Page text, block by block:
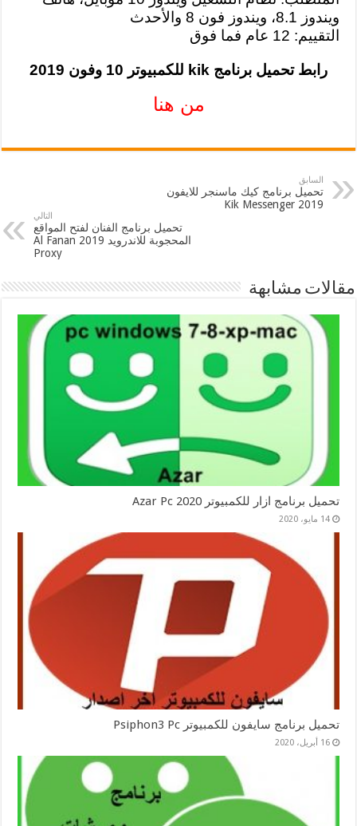
ويندوز 8.1، ويندوز فون 8 والأحدث
التقييم: 12 عام فما فوق
رابط تحميل برنامج kik للكمبيوتر 10 وفون 2019
من هنا
السابق
تحميل برنامج كيك ماسنجر للايفون
2019 Kik Messenger
التالي
تحميل برنامج الفنان لفتح المواقع
المحجوبة للاندرويد 2019 Al Fanan
Proxy
مقالات مشابهة
تحميل برنامج ازار للكمبيوتر 2020 Azar Pc
14 مايو، 2020
تحميل برنامج سايفون للكمبيوتر Psiphon3 Pc
16 أبريل، 2020